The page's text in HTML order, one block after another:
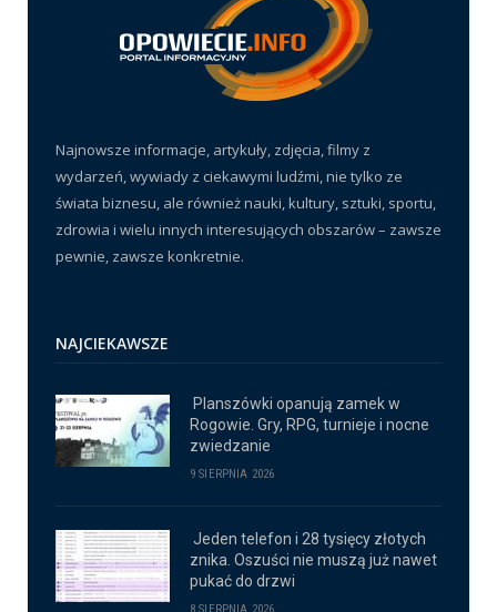
Najnowsze informacje, artykuły, zdjęcia, filmy z
wydarzeń, wywiady z ciekawymi ludźmi, nie tylko ze
świata biznesu, ale również nauki, kultury, sztuki, sportu,
zdrowia i wielu innych interesujących obszarów – zawsze
pewnie, zawsze konkretnie.
NAJCIEKAWSZE
Planszówki opanują zamek w
Rogowie. Gry, RPG, turnieje i nocne
zwiedzanie
9 SIERPNIA 2026
Jeden telefon i 28 tysięcy złotych
znika. Oszuści nie muszą już nawet
pukać do drzwi